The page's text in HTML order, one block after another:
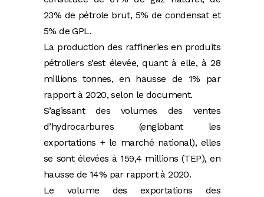
23% de pétrole brut, 5% de condensat et
5% de GPL.
La production des raffineries en produits
pétroliers s’est élevée, quant à elle, à 28
millions tonnes, en hausse de 1% par
rapport à 2020, selon le document.
S’agissant des volumes des ventes
d’hydrocarbures (englobant les
exportations + le marché national), elles
se sont élevées à 159,4 millions (TEP), en
hausse de 14% par rapport à 2020.
Le volume des exportations des